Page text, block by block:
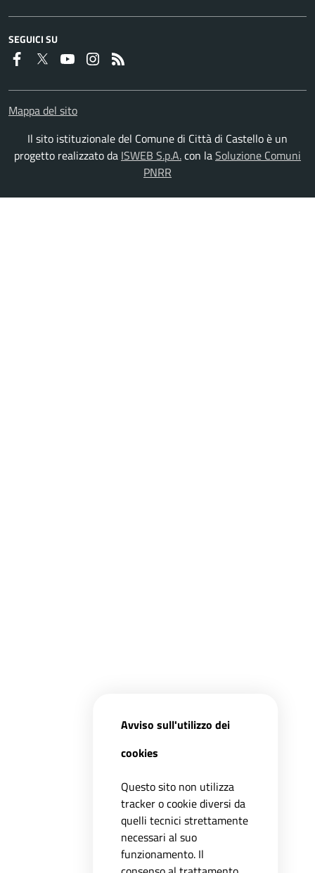
SEGUICI SU
Faceboook
Twitter YoutubeInstagram
Mappa del sito
Il sito istituzionale del Comune di Città di Castello è un
progetto realizzato da ISWEB S.p.A.con laSoluzione Comuni
PNRR
Avviso sull'utilizzo dei
cookies
Questo sito non utilizza
tracker o cookie diversi da
quelli tecnici strettamente
necessari al suo
funzionamento. Il